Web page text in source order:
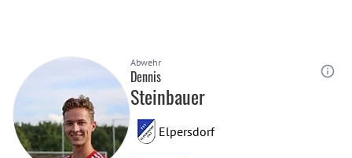
Abwehr
Dennis
Steinbauer
Elpersdorf